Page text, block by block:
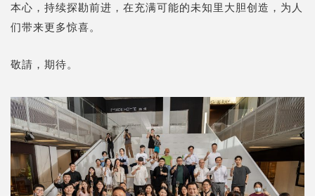
本心，持续探勘前进，在充满可能的未知里大胆创造，为人
们带来更多惊喜。
敬請，期待。